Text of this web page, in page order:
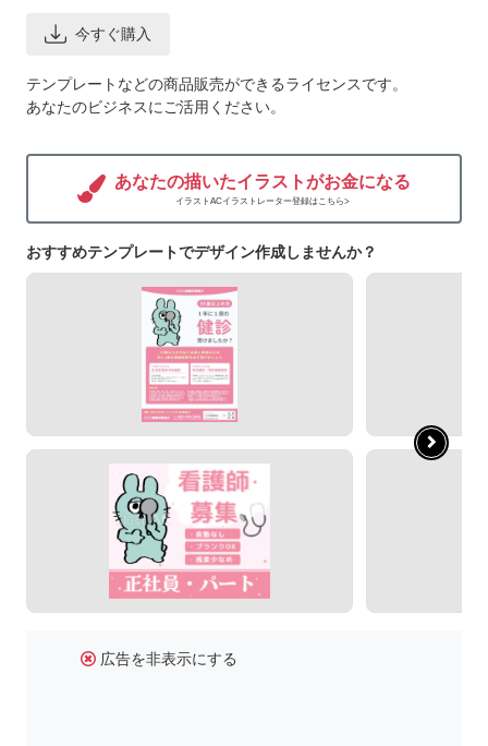
今すぐ購入
テンプレートなどの商品販売ができるライセンスです。
あなたのビジネスにご活用ください。
あなたの描いたイラストがお金になる
イラストACイラストレーター登録はこちら>
おすすめテンプレートでデザイン作成しませんか？
広告を非表示にする